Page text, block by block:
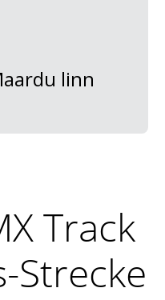
linn
Track
Strecke